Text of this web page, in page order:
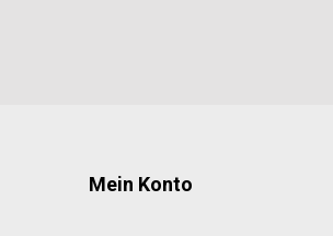
Mein Konto